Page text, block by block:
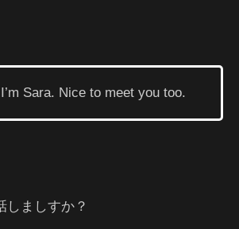
Sara. Nice to meet you too.
しましすか？